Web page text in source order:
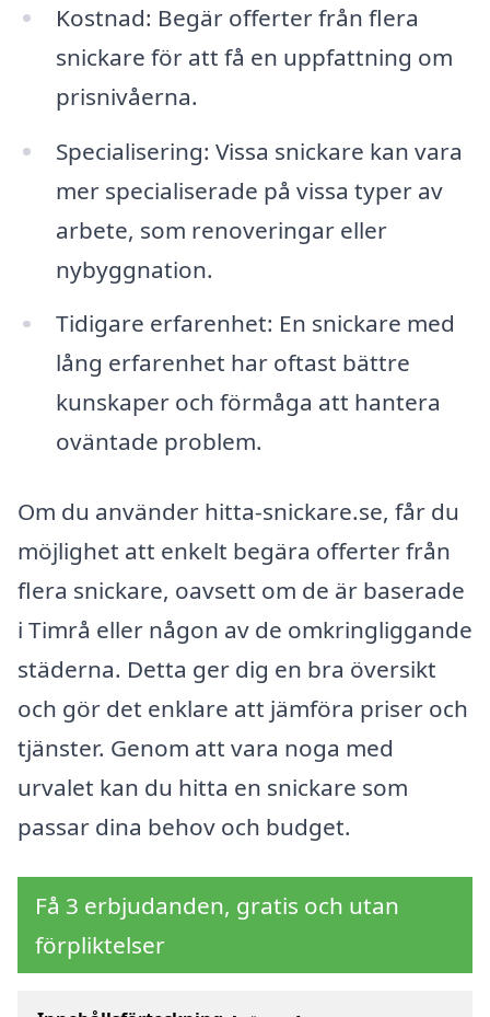
Kostnad: Begär offerter från flera
snickare för att få en uppfattning om
prisnivåerna.
Specialisering: Vissa snickare kan vara
mer specialiserade på vissa typer av
arbete, som renoveringar eller
nybyggnation.
Tidigare erfarenhet: En snickare med
lång erfarenhet har oftast bättre
kunskaper och förmåga att hantera
oväntade problem.
Om du använder hitta-snickare.se, får du
möjlighet att enkelt begära offerter från
flera snickare, oavsett om de är baserade
i Timrå eller någon av de omkringliggande
städerna. Detta ger dig en bra översikt
och gör det enklare att jämföra priser och
tjänster. Genom att vara noga med
urvalet kan du hitta en snickare som
passar dina behov och budget.
Få 3 erbjudanden, gratis och utan
förpliktelser